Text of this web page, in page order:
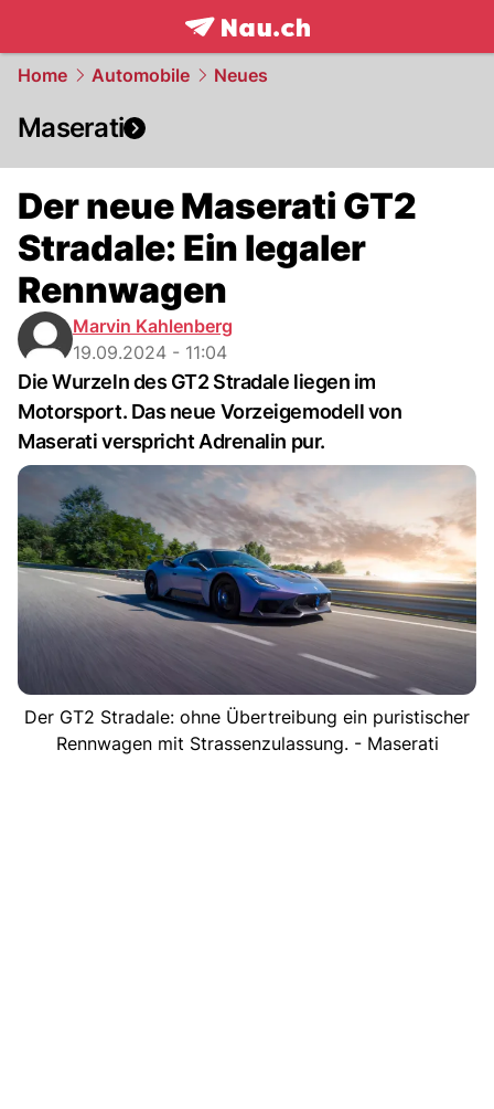
frontpage.NAU.ch
Home Automobile Neues
Maserati
Der neue Maserati GT2
Stradale: Ein legaler
Rennwagen
Marvin Kahlenberg
19.09.2024 - 11:04
Die Wurzeln des GT2 Stradale liegen im
Motorsport. Das neue Vorzeigemodell von
Maserati verspricht Adrenalin pur.
Der GT2 Stradale: ohne Übertreibung ein puristischer
Rennwagen mit Strassenzulassung. - Maserati